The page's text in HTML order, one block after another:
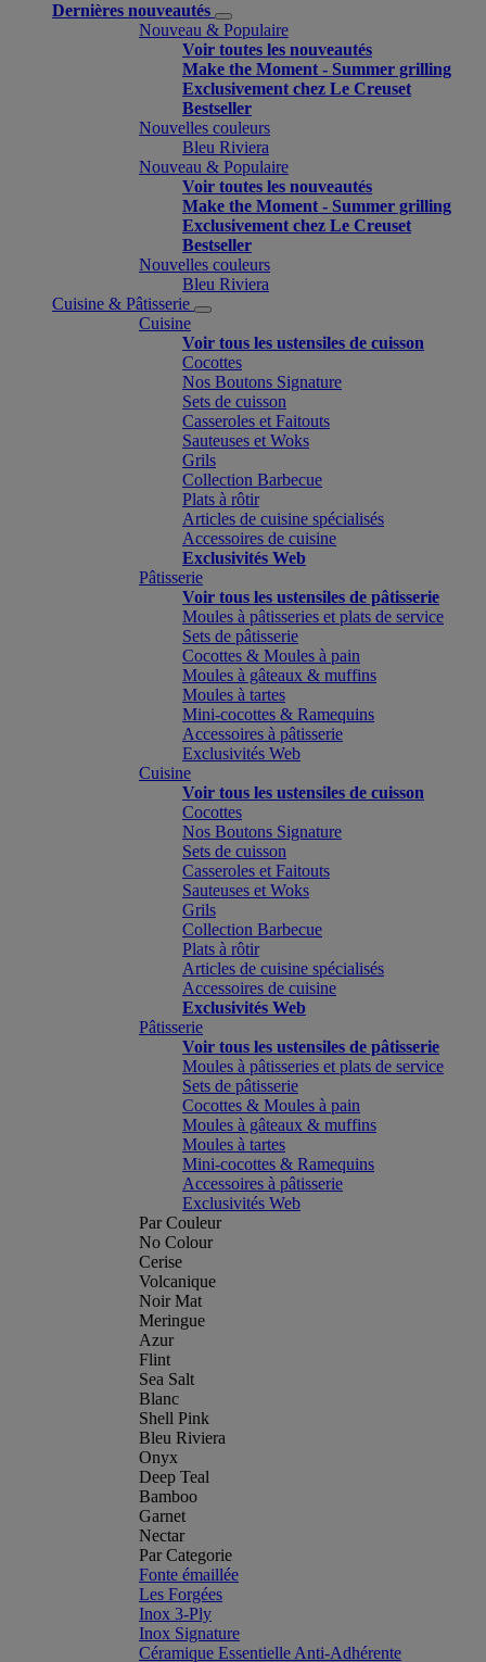
Dernières nouveautés
Nouveau & Populaire
Voir toutes les nouveautés
Make the Moment - Summer grilling
Exclusivement chez Le Creuset
Bestseller
Nouvelles couleurs
Bleu Riviera
Nouveau & Populaire
Voir toutes les nouveautés
Make the Moment - Summer grilling
Exclusivement chez Le Creuset
Bestseller
Nouvelles couleurs
Bleu Riviera
Cuisine & Pâtisserie
Cuisine
Voir tous les ustensiles de cuisson
Cocottes
Nos Boutons Signature
Sets de cuisson
Casseroles et Faitouts
Sauteuses et Woks
Grils
Collection Barbecue
Plats à rôtir
Articles de cuisine spécialisés
Accessoires de cuisine
Exclusivités Web
Pâtisserie
Voir tous les ustensiles de pâtisserie
Moules à pâtisseries et plats de service
Sets de pâtisserie
Cocottes & Moules à pain
Moules à gâteaux & muffins
Moules à tartes
Mini-cocottes & Ramequins
Accessoires à pâtisserie
Exclusivités Web
Cuisine
Voir tous les ustensiles de cuisson
Cocottes
Nos Boutons Signature
Sets de cuisson
Casseroles et Faitouts
Sauteuses et Woks
Grils
Collection Barbecue
Plats à rôtir
Articles de cuisine spécialisés
Accessoires de cuisine
Exclusivités Web
Pâtisserie
Voir tous les ustensiles de pâtisserie
Moules à pâtisseries et plats de service
Sets de pâtisserie
Cocottes & Moules à pain
Moules à gâteaux & muffins
Moules à tartes
Mini-cocottes & Ramequins
Accessoires à pâtisserie
Exclusivités Web
Par Couleur
No Colour
Cerise
Volcanique
Noir Mat
Meringue
Azur
Flint
Sea Salt
Blanc
Shell Pink
Bleu Riviera
Onyx
Deep Teal
Bamboo
Garnet
Nectar
Par Categorie
Fonte émaillée
Les Forgées
Inox 3-Ply
Inox Signature
Céramique Essentielle Anti-Adhérente